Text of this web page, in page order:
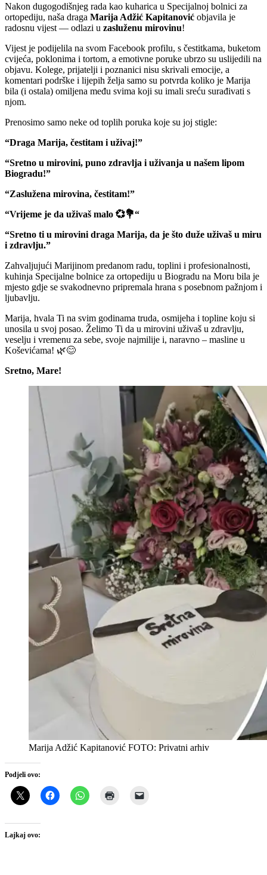
Nakon dugogodišnjeg rada kao kuharica u Specijalnoj bolnici za
ortopediju, naša draga Marija Adžić Kapitanović objavila je
radosnu vijest — odlazi u zasluženu mirovinu!
Vijest je podijelila na svom Facebook profilu, s čestitkama, buketom
cvijeća, poklonima i tortom, a emotivne poruke ubrzo su uslijedili na
objavu. Kolege, prijatelji i poznanici nisu skrivali emocije, a
komentari podrške i lijepih želja samo su potvrda koliko je Marija
bila (i ostala) omiljena među svima koji su imali sreću surađivati s
njom.
Prenosimo samo neke od toplih poruka koje su joj stigle:
“Draga Marija, čestitam i uživaj!”
“Sretno u mirovini, puno zdravlja i uživanja u našem lipom
Biogradu!”
“Zaslužena mirovina, čestitam!”
“Vrijeme je da uživaš malo 💞💐“
“Sretno ti u mirovini draga Marija, da je što duže uživaš u miru
i zdravlju.”
Zahvaljujući Marijinom predanom radu, toplini i profesionalnosti,
kuhinja Specijalne bolnice za ortopediju u Biogradu na Moru bila je
mjesto gdje se svakodnevno pripremala hrana s posebnom pažnjom i
ljubavlju.
Marija, hvala Ti na svim godinama truda, osmijeha i topline koju si
unosila u svoj posao. Želimo Ti da u mirovini uživaš u zdravlju,
veselju i vremenu za sebe, svoje najmilije i, naravno – masline u
Koševićama! 🌿😊
Sretno, Mare!
Marija Adžić Kapitanović FOTO: Privatni arhiv
Podjeli ovo:
Lajkaj ovo: